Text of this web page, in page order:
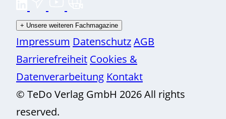
+ Unsere weiteren Fachmagazine
Impressum DatenschutzAGB
Barrierefreiheit Cookies &
Datenverarbeitung Kontakt
© TeDo Verlag GmbH 2026 All rights
reserved.